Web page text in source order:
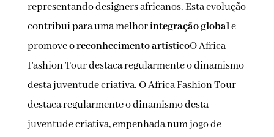
representando designers africanos. Esta evolução
contribui para uma melhorintegração globale
promoveo reconhecimento artísticoO Africa
Fashion Tour destaca regularmente o dinamismo
desta juventude criativa. O Africa Fashion Tour
destaca regularmente o dinamismo desta
juventude criativa, empenhada num jogo de